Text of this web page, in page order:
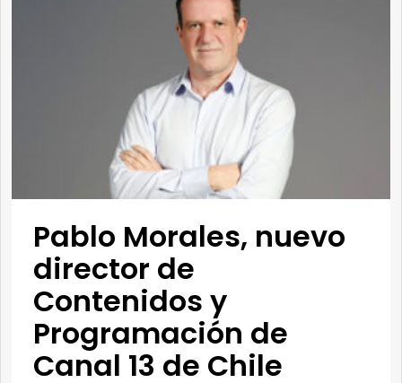
Pablo Morales, nuevo
director de
Contenidos y
Programación de
Canal 13 de Chile